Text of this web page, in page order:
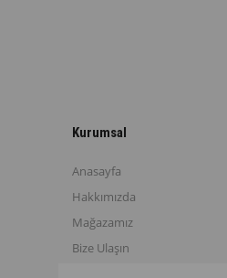
Kurumsal
Anasayfa
Hakkımızda
Mağazamız
Bize Ulaşın